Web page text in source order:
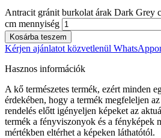
Antracit gránit burkolat árak Dark Grey
cm mennyiség
Kosárba teszem
Kérjen ajánlatot közvetlenül
Hasznos információk
A kő természetes termék, ezért minden
érdekében, hogy a termék megfeleljen
rendelés előtt igényeljen képeket az
termék a fényviszonyok és a fényképek
mértékben eltérhet a képeken láthatótól.